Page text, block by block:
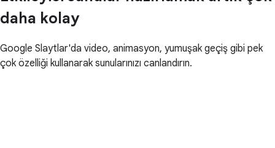
daha kolay
Google Slaytlar'da video, animasyon, yumuşak geçiş gibi pek
çok özelliği kullanarak sunularınızı canlandırın.